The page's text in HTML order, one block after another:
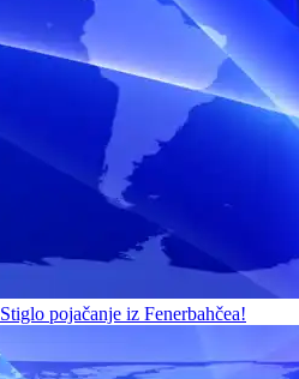
pojačanje iz Fenerbahčea!